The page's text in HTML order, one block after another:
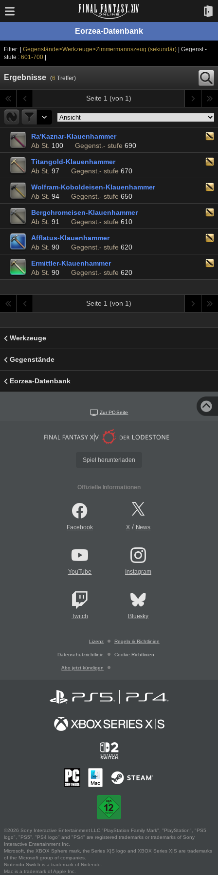
Eorzea-Datenbank
Filter: | Gegenstände>Werkzeuge>Zimmermannszeug (sekundär) | Gegenst.-
stufe : 601-700|
Ergebnisse (6 Treffer)
Seite 1 (von 1)
Ra'Kaznar-Klauenhammer
Ab St. 100 Gegenst.- stufe 690
Titangold-Klauenhammer
Ab St. 97 Gegenst.- stufe 670
Wolfram-Koboldeisen-Klauenhammer
Ab St. 94 Gegenst.- stufe 650
Bergchromeisen-Klauenhammer
Ab St. 91 Gegenst.- stufe 610
Afflatus-Klauenhammer
Ab St. 90 Gegenst.- stufe 620
Ermittler-Klauenhammer
Ab St. 90 Gegenst.- stufe 620
Seite 1 (von 1)
Werkzeuge
Gegenstände
Eorzea-Datenbank
Zur PC-Seite
Spiel herunterladen
Offizielle Informationen
Facebook X/ News
YouTube Instagram
Twitch Bluesky
Lizenz Regeln & Richtlinien
Datenschutzrichtlinie Cookie-Richtlinien
Abo jetzt kündigen
©2026 Sony Interactive Entertainment LLC."PlayStation Family Mark", "PlayStation", "PS5
logo", "PS5", "PS4 logo" and "PS4" are registered trademarks or trademarks of Sony
Interactive Entertainment Inc.
Microsoft, the XBOX Sphere mark, the Series X|S logo and XBOX Series X|S are trademarks
of the Microsoft group of companies.
Nintendo Switch is a trademark of Nintendo.
Mac is a trademark of Apple Inc.